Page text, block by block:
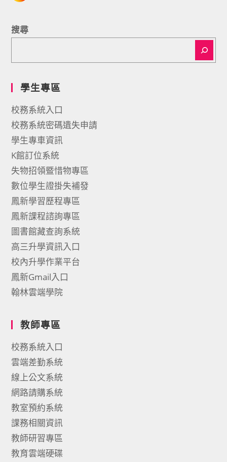
搜尋
學生專區
校務系統入口
校務系統密碼遺失申請
學生專車資訊
K館訂位系統
失物招領暨惜物專區
數位學生證掛失補發
鳳新學習歷程專區
鳳新課程諮詢專區
圖書館藏查詢系統
高三升學資訊入口
校內升學作業平台
鳳新Gmail入口
翰林雲端學院
教師專區
校務系統入口
雲端差勤系統
線上公文系統
網路請購系統
教室預約系統
課務相關資訊
教師研習專區
教育雲端硬碟